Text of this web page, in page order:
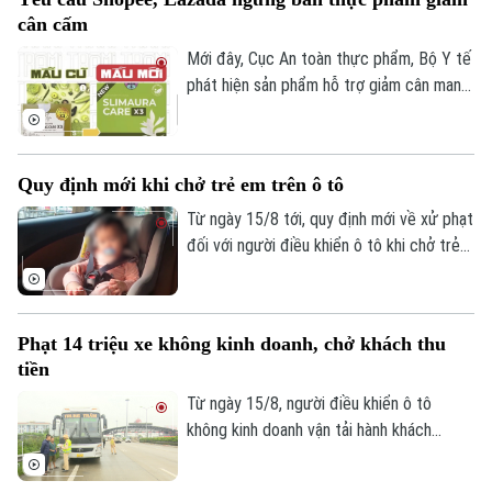
Chuyên mục
"vé nội bộ" hoặc "suất ngoại giao", nhằm
đợt mở bán chính thức diễn ra.
cân cấm
Mới đây, Cục An toàn thực phẩm, Bộ Y tế
phát hiện sản phẩm hỗ trợ giảm cân mang
Quy định mới khi chở trẻ em trên ô tô
Từ ngày 15/8 tới, quy định mới về xử phạt
đối với người điều khiển ô tô khi chở trẻ
cáo; để trẻ ngồi cùng hàng ghế với người
Phạt 14 triệu xe không kinh doanh, chở khách thu
tiền
Từ ngày 15/8, người điều khiển ô tô
không kinh doanh vận tải hành khách